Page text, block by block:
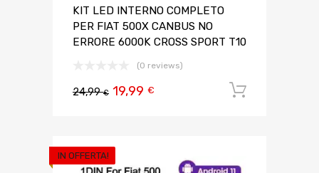
KIT LED INTERNO COMPLETO
PER FIAT 500X CANBUS NO
ERRORE 6000K CROSS SPORT T10
(0 reviews)
24,99€ 19,99 €
IN OFFERTA!